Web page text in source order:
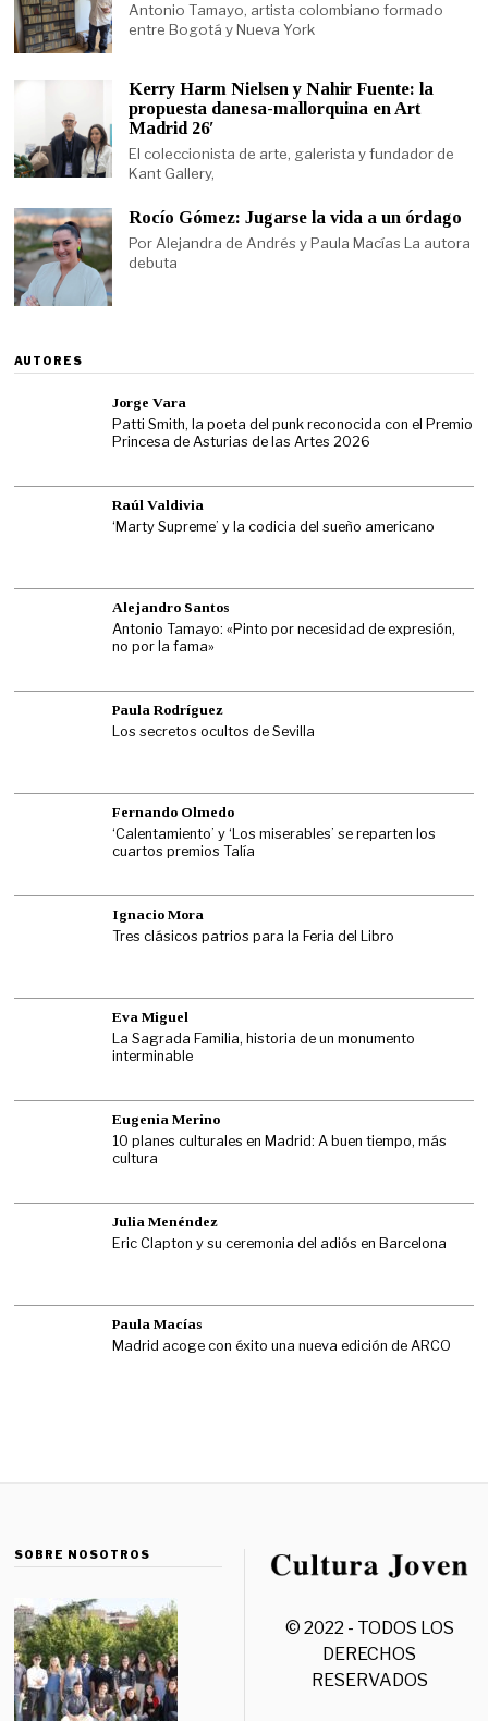
Antonio Tamayo, artista colombiano formado
entre Bogotá y Nueva York
Kerry Harm Nielsen y Nahir Fuente: la
propuesta danesa-mallorquina en Art
Madrid 26′
El coleccionista de arte, galerista y fundador de
Kant Gallery,
Rocío Gómez: Jugarse la vida a un órdago
Por Alejandra de Andrés y Paula Macías La autora
debuta
AUTORES
Jorge Vara
Patti Smith, la poeta del punk reconocida con el Premio
Princesa de Asturias de las Artes 2026
Raúl Valdivia
‘Marty Supreme’ y la codicia del sueño americano
Alejandro Santos
Antonio Tamayo: «Pinto por necesidad de expresión,
no por la fama»
Paula Rodríguez
Los secretos ocultos de Sevilla
Fernando Olmedo
‘Calentamiento’ y ‘Los miserables’ se reparten los
cuartos premios Talía
Ignacio Mora
Tres clásicos patrios para la Feria del Libro
Eva Miguel
La Sagrada Familia, historia de un monumento
interminable
Eugenia Merino
10 planes culturales en Madrid: A buen tiempo, más
cultura
Julia Menéndez
Eric Clapton y su ceremonia del adiós en Barcelona
Paula Macías
Madrid acoge con éxito una nueva edición de ARCO
SOBRE NOSOTROS
© 2022 - TODOS LOS
DERECHOS
RESERVADOS